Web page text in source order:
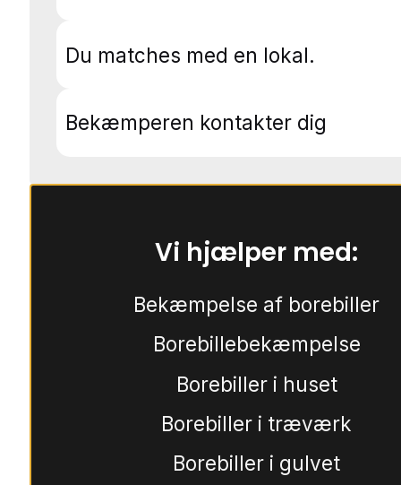
Du matches med en lokal.
Bekæmperen kontakter dig
Vi hjælper med:
Bekæmpelse af borebiller
Borebillebekæmpelse
Borebiller i huset
Borebiller i træværk
Borebiller i gulvet